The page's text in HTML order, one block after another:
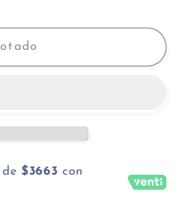
de$3663 con